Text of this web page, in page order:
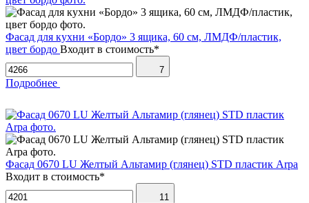
Фасад для кухни «Бордо» 3 ящика, 60 см, ЛМДФ/пластик,
цвет бордо Входит в стоимость*
7
Подробнее
Фасад 0670 LU Желтый Альтамир (глянец) STD пластик Arpa
Входит в стоимость*
11